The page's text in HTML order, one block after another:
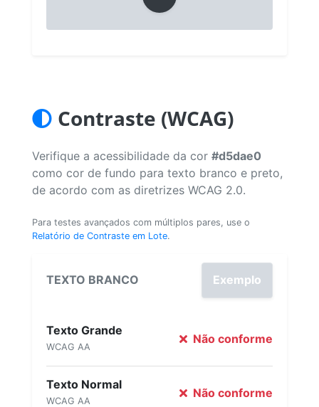
Contraste (WCAG)
Verifique a acessibilidade da cor #d5dae0
como cor de fundo para texto branco e preto,
de acordo com as diretrizes WCAG 2.0.
Para testes avançados com múltiplos pares, use o
Relatório de Contraste em Lote.
TEXTO BRANCO Exemplo
Texto Grande
WCAG AA
Não conforme
Texto Normal
WCAG AA
Não conforme